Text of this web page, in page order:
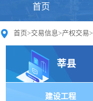
首页
首页>交易信息>产权交易>
莘县
建设工程